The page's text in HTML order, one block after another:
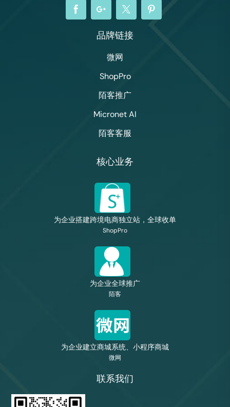
品牌链接
微网
ShopPro
陌客推广
Micronet AI
陌客客服
核心业务
为企业搭建跨境电商独立站，全球收单
ShopPro
为企业全球推广
陌客
为企业建立商城系统、小程序商城
微网
联系我们